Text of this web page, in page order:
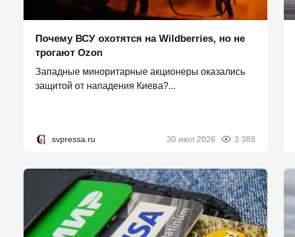
Почему ВСУ охотятся на Wildberries, но не
трогают Оzon
Западные миноритарные акционеры оказались
защитой от нападения Киева?...
svpressa.ru 30 июл 2026 3 388